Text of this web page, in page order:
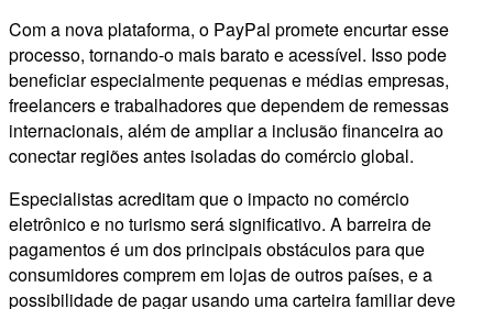
Com a nova plataforma, o PayPal promete encurtar esse
processo, tornando-o mais barato e acessível. Isso pode
beneficiar especialmente pequenas e médias empresas,
freelancers e trabalhadores que dependem de remessas
internacionais, além de ampliar a inclusão financeira ao
conectar regiões antes isoladas do comércio global.
Especialistas acreditam que o impacto no comércio
eletrônico e no turismo será significativo. A barreira de
pagamentos é um dos principais obstáculos para que
consumidores comprem em lojas de outros países, e a
possibilidade de pagar usando uma carteira familiar deve